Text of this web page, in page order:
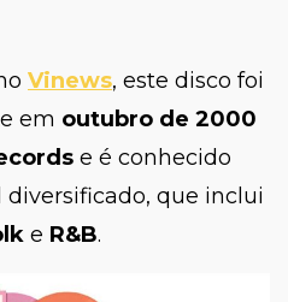
Vinews, este disco foi
em outubro de 2000
e é conhecido
que inclui
e R&B.